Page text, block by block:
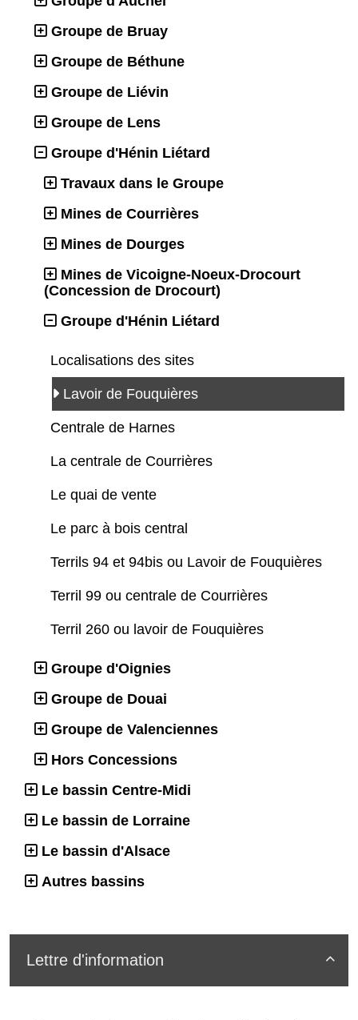
Groupe de Bruay
Groupe de Béthune
Groupe de Liévin
Groupe de Lens
Groupe d'Hénin Liétard
Travaux dans le Groupe
Mines de Courrières
Mines de Dourges
Mines de Vicoigne-Noeux-Drocourt
(Concession de Drocourt)
Groupe d'Hénin Liétard
Localisations des sites
Lavoir de Fouquières
Centrale de Harnes
La centrale de Courrières
Le quai de vente
Le parc à bois central
Terrils 94 et 94bis ou Lavoir de Fouquières
Terril 99 ou centrale de Courrières
Terril 260 ou lavoir de Fouquières
Groupe d'Oignies
Groupe de Douai
Groupe de Valenciennes
Hors Concessions
Le bassin Centre-Midi
Le bassin de Lorraine
Le bassin d'Alsace
Autres bassins

Lettre d'information